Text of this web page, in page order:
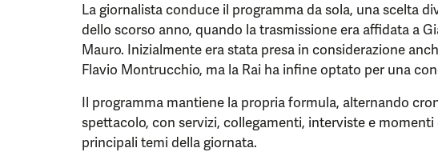
La giornalista conduce il programma da sola, una scelta
dello scorso anno, quando la trasmissione era affidata a
Mauro. Inizialmente era stata presa in considerazione
Flavio Montrucchio, ma la Rai ha infine optato per una
Il programma mantiene la propria formula, alternando
spettacolo, con servizi, collegamenti, interviste e
principali temi della giornata.